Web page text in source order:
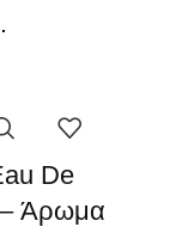
De
Άρωμα